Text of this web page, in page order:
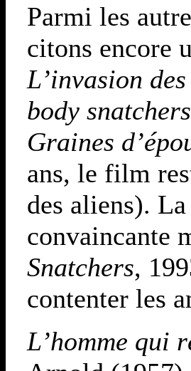
Parmi les
citons encore
L’invasion
body snatchers
Graines
ans, le film
des aliens).
convaincante
Snatchers,
contenter les
L’homme qui